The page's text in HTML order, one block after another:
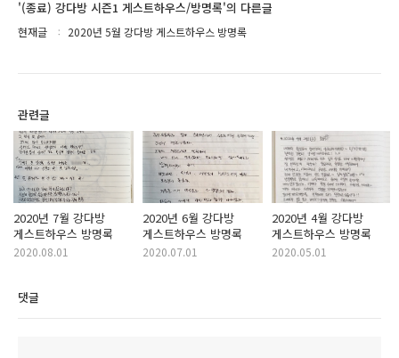
'(종료) 강다방 시즌1 게스트하우스/방명록'의 다른글
현재글 2020년 5월 강다방 게스트하우스 방명록
관련글
2020년 7월 강다방
게스트하우스 방명록
2020.08.01
2020년 6월 강다방
게스트하우스 방명록
2020.07.01
2020년 4월 강다방
게스트하우스 방명록
2020.05.01
댓글